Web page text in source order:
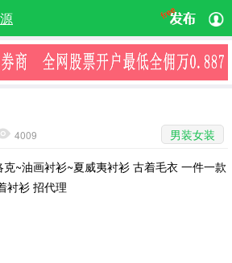
4009
男装女装
~油画衬衫~夏威夷衬衫 古着毛衣 一件一款
衬衫 招代理